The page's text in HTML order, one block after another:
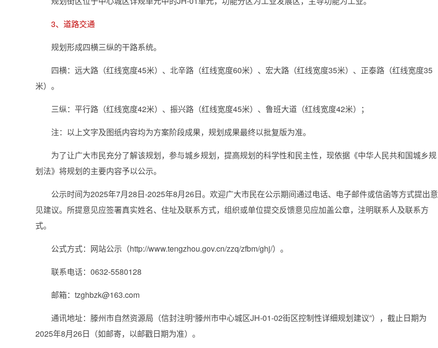
3、道路交通
规划形成四横三纵的干路系统。
四横：远大路（红线宽度45米）、北辛路（红线宽度60米）、宏大路（红线宽度35米）、正泰路（红线宽度35
米）。
三纵：平行路（红线宽度42米）、振兴路（红线宽度45米）、鲁班大道（红线宽度42米）；
注：以上文字及图纸内容均为方案阶段成果，规划成果最终以批复版为准。
为了让广大市民充分了解该规划，参与城乡规划，提高规划的科学性和民主性，现依据《中华人民共和国城乡规
划法》将规划的主要内容予以公示。
公示时间为2025年7月28日-2025年8月26日。欢迎广大市民在公示期间通过电话、电子邮件或信函等方式提出意
见建议。所提意见应签署真实姓名、住址及联系方式，组织或单位提交反馈意见应加盖公章，注明联系人及联系方
式。
公式方式：网站公示（http://www.tengzhou.gov.cn/zzq/zfbm/ghj/）。
联系电话：0632-5580128
邮箱：tzghbzk@163.com
通讯地址：滕州市自然资源局（信封注明“滕州市中心城区JH-01-02街区控制性详细规划建议”），截止日期为
2025年8月26日（如邮寄，以邮戳日期为准）。